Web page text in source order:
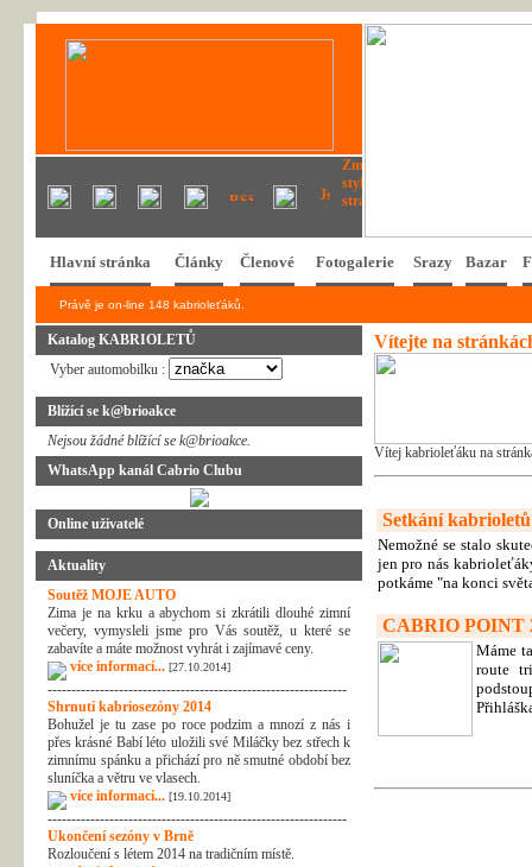
Hlavní stránka Články Členové Fotogalerie Srazy Bazar
Právě je on-line 148 kabrioleťáků.
Katalog KABRIOLETŮ
Vyber automobilku :
Blížící se k@brioakce
Nejsou žádné blížící se k@brioakce.
WhatsApp kanál Cabrio Clubu
Online uživatelé
Aktuality
Soutěž MOJE AUTO
Zima je na krku a abychom si zkrátili dlouhé zimní
večery, vymysleli jsme pro Vás soutěž, u které se
zabavíte a máte možnost vyhrát i zajímavé ceny.
více informací... [27.10.2014]
---------------------------------------------------------------
Shrnutí kabriosezóny 2014
Bohužel je tu zase po roce podzim a mnozí z nás i
přes krásné Babí léto uložili své Miláčky bez střech k
zimnímu spánku a přichází pro ně smutné období bez
sluníčka a větru ve vlasech.
více informací... [19.10.2014]
---------------------------------------------------------------
Ukončení sezóny v Brně
Rozloučení s létem 2014 na tradičním místě.
Vítejte na
Vítej kabrioleťáku na
Setkání
Nemožné se stalo
jen pro nás
potkáme "na konci
CABRIO POINT
Máme
route